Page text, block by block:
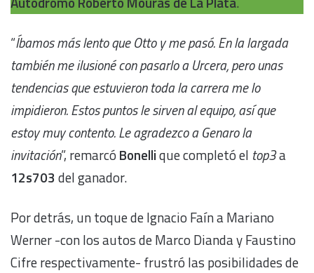
“Íbamos más lento que Otto y me pasó. En la largada
también me ilusioné con pasarlo a Urcera, pero unas
tendencias que estuvieron toda la carrera me lo
impidieron. Estos puntos le sirven al equipo, así que
estoy muy contento. Le agradezco a Genaro la
invitación”, remarcó Bonellique completó el top3a
12s703 del ganador.
Por detrás, un toque de Ignacio Faín a Mariano
Werner -con los autos de Marco Dianda y Faustino
Cifre respectivamente- frustró las posibilidades de